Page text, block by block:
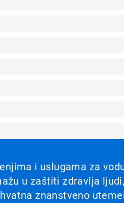
i uslugama za
u zaštiti zdravlja
znanstveno